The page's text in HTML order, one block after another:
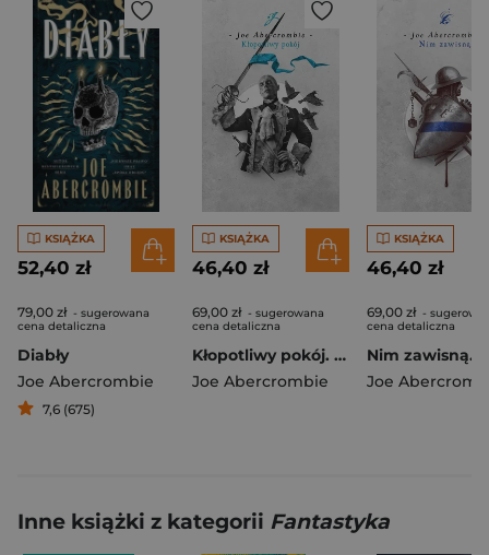
KSIĄŻKA
52,40 zł
79,00 zł - sugerowana
cena detaliczna
Diabły
Joe Abercrombie
7,6 (675)
KSIĄŻKA
46,40 zł
69,00 zł - sugerowana
cena detaliczna
Kłopotliwy pokój. Cykl Pierwsze prawo
Joe Abercrombie
KSIĄŻKA
46,40 zł
69,00 zł -
cena detaliczna
Joe
Inne książki z kategorii Fantastyka